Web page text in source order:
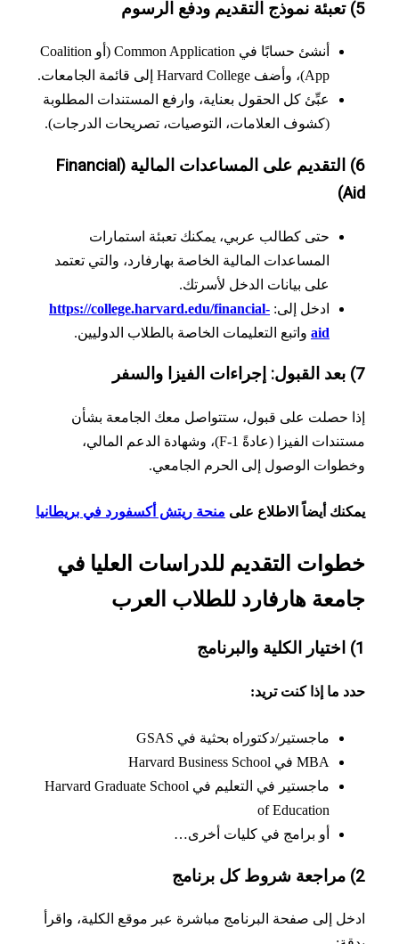
أنشئ حسابًا في Common Application (أو Coalition
عبِّئ كل الحقول بعناية، وارفع المستندات المطلوبة
(كشوف العلامات، التوصيات، تصريحات الدرجات).
6) التقديم على المساعدات المالية (Financial
حتى كطالب عربي، يمكنك تعبئة استمارات
المساعدات المالية الخاصة بهارفارد، والتي تعتمد
على بيانات الدخل لأسرتك.
ادخل إلى:https://college.harvard.edu/financial-
واتبع التعليمات الخاصة بالطلاب الدوليين.
حصلت على قبول، ستتواصل معك الجامعة بشأن
مستندات الفيزا (عادةً F-1)، وشهادة الدعم المالي،
الوصول إلى الحرم الجامعي.
أيضاً الاطلاع علىمنحة ريتش أكسفورد في بريطانيا
التقديم للدراسات العليا في
هارفارد للطلاب العرب
ما إذا كنت تريد:
ماجستير/دكتوراه بحثية في GSAS
ماجستير في التعليم في Harvard Graduate School
of Education
أو برامج في كليات أخرى…
إلى صفحة البرنامج مباشرة عبر موقع الكلية، واقرأ